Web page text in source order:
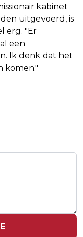
kabinet
uitgevoerd, is
erg. "Er
een
Ik denk dat het
komen."
NA
EN